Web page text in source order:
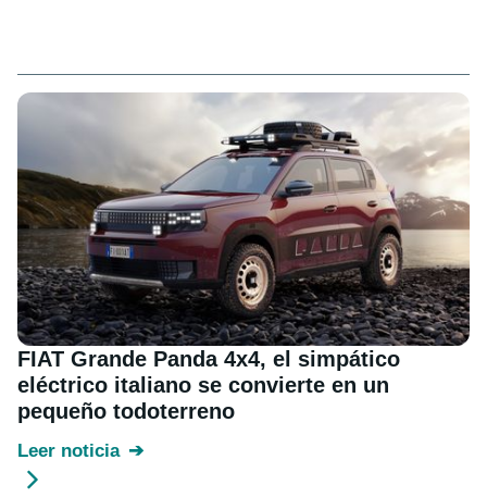
FIAT Grande Panda 4x4, el simpático
eléctrico italiano se convierte en un
pequeño todoterreno
Leer noticia